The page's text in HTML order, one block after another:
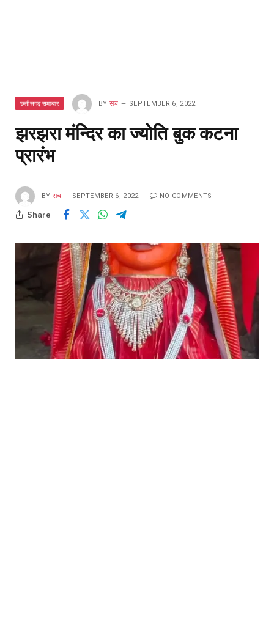
छत्तीसगढ़ समाचार BY सच SEPTEMBER 6, 2022
झरझरा मंन्दिर का ज्योति बुक कटना
प्रारंभ
BY सच SEPTEMBER 6, 2022 NO COMMENTS
Share